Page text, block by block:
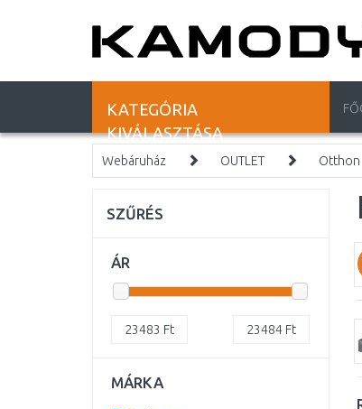
KATEGÓRIA
KIVÁLASZTÁSA
Webáruház OUTLET Otthon
SZŰRÉS
ÁR
23483 Ft 23484 Ft
MÁRKA